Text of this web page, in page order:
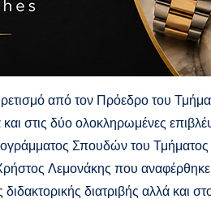
από τον Πρόεδρο του
στις δύο ολοκληρωμένες
Σπουδών του Τμήματος
Λεμονάκης που
διατριβής αλλά και